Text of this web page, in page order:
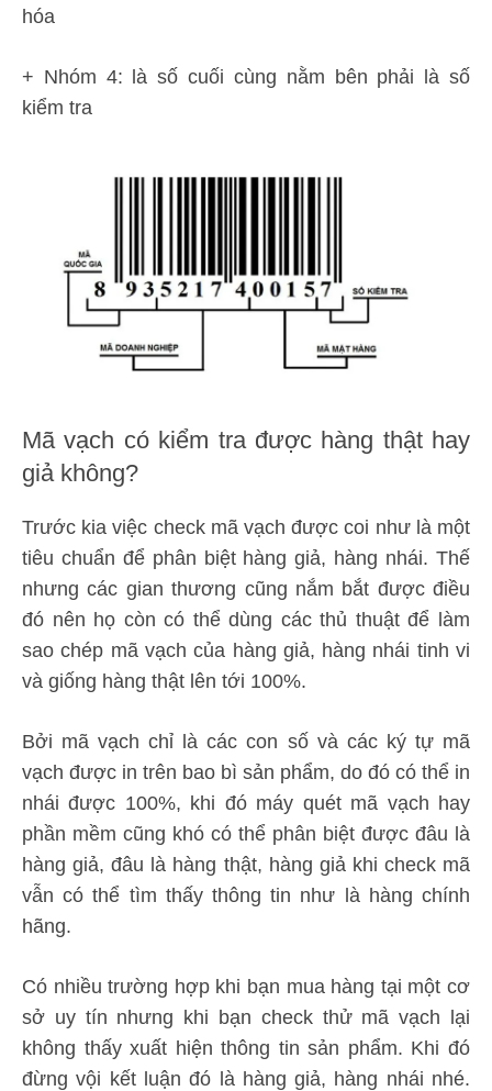
hóa
+ Nhóm 4: là số cuối cùng nằm bên phải là số
kiểm tra
Mã vạch có kiểm tra được hàng thật hay
giả không?
Trước kia việc check mã vạch được coi như là một
tiêu chuẩn để phân biệt hàng giả, hàng nhái. Thế
nhưng các gian thương cũng nắm bắt được điều
đó nên họ còn có thể dùng các thủ thuật để làm
sao chép mã vạch của hàng giả, hàng nhái tinh vi
và giống hàng thật lên tới 100%.
Bởi mã vạch chỉ là các con số và các ký tự mã
vạch được in trên bao bì sản phẩm, do đó có thể in
nhái được 100%, khi đó máy quét mã vạch hay
phần mềm cũng khó có thể phân biệt được đâu là
hàng giả, đâu là hàng thật, hàng giả khi check mã
vẫn có thể tìm thấy thông tin như là hàng chính
hãng.
Có nhiều trường hợp khi bạn mua hàng tại một cơ
sở uy tín nhưng khi bạn check thử mã vạch lại
không thấy xuất hiện thông tin sản phẩm. Khi đó
đừng vội kết luận đó là hàng giả, hàng nhái nhé.